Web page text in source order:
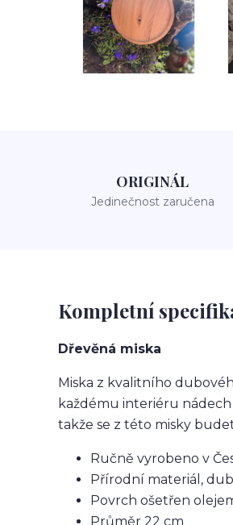
ORIGINÁL
Jedinečnost zaručena
Kompletní
Dřevěná miska
Miska z kvalitního
každému interiéru
takže se z této misky
Ručně vyrobeno v
Přírodní materiál,
Povrch ošetřen
Průměr 22 cm